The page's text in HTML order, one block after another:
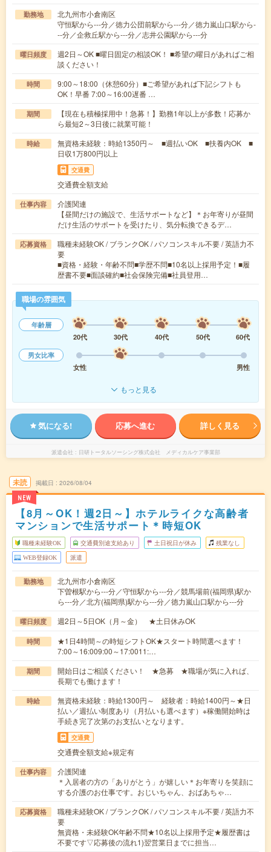
勤務地
北九州市小倉南区
守恒駅から---分／徳力公団前駅から---分／徳力嵐山口駅から-
--分／企救丘駅から---分／志井公園駅から---分
曜日頻度
週2日～OK ■曜日固定の相談OK！ ■希望の曜日があればご相
談ください！
時間
9:00～18:00（休憩60分）■ご希望があれば下記シフトも
OK！早番 7:00～16:00遅番 …
期間
【現在も積極採用中！急募！】勤務1年以上が多数！応募か
ら最短2～3日後に就業可能！
時給
無資格未経験：時給1350円～ ■週払いOK ■扶養内OK ■
日収1万800円以上
交通費
交通費全額支給
仕事内容
介護関連
【昼間だけの施設で、生活サポートなど】＊お年寄りが昼間
だけ生活のサポートを受けたり、気分転換できるデ…
応募資格
職種未経験OK / ブランクOK / パソコンスキル不要 / 英語力不
要
■資格・経験・年齢不問■学歴不問■10名以上採用予定！■履
歴書不要■面談確約■社会保険完備■社員登用…
職場の雰囲気
年齢層
20代
30代 40代 50代
60代
男女比率
女性
男性
もっと見る
気になる! 応募へ進む 詳しく見る
派遣会社 日研トータルソーシング株式会社 メディカルケア事業部
未読
NEW
掲載日 2026/08/04
【8月～OK！週2日～】ホテルライクな高齢者
マンションで生活サポート＊時短OK
職種未経験OK 交通費別途支給あり 土日祝日が休み 残業なし
WEB登録OK 派遣
勤務地
北九州市小倉南区
下曽根駅から---分／守恒駅から---分／競馬場前(福岡県)駅か
ら---分／北方(福岡県)駅から---分／徳力嵐山口駅から---分
曜日頻度 週2日～5日OK（月～金） ★土日休みOK
時間
★1日4時間～の時短シフトOK★スタート時間選べます！
7:00～16:009:00～17:0011:…
期間
開始日はご相談ください！ ★急募 ★職場が気に入れば、
長期でも働けます！
時給
無資格未経験：時給1300円～ 経験者：時給1400円～★日
払い／週払い制度あり（月払いも選べます）※稼働開始時は
手続き完了次第のお支払いとなります。
交通費
交通費全額支給※規定有
仕事内容
介護関連
＊入居者の方の「ありがとう」が嬉しい＊お年寄りを笑顔に
する介護のお仕事です。おじいちゃん、おばあちゃ…
応募資格
職種未経験OK / ブランクOK / パソコンスキル不要 / 英語力不
要
無資格・未経験OK年齢不問★10名以上採用予定★履歴書は
不要です▽応募後の流れ1)翌営業日までに担当…